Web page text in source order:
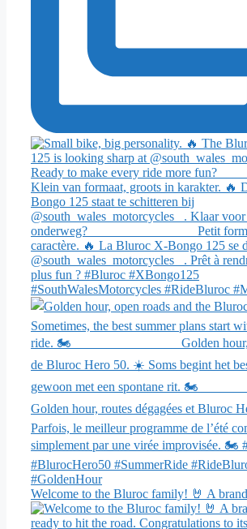
Welcome to the Bluroc family! 🤘 A